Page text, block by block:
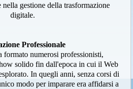
nella gestione della trasformazione
digitale.
Professionale
formato numerosi professionisti,
solido fin dall'epoca in cui il Web
In quegli anni, senza corsi di
modo per imparare era affidarsi a